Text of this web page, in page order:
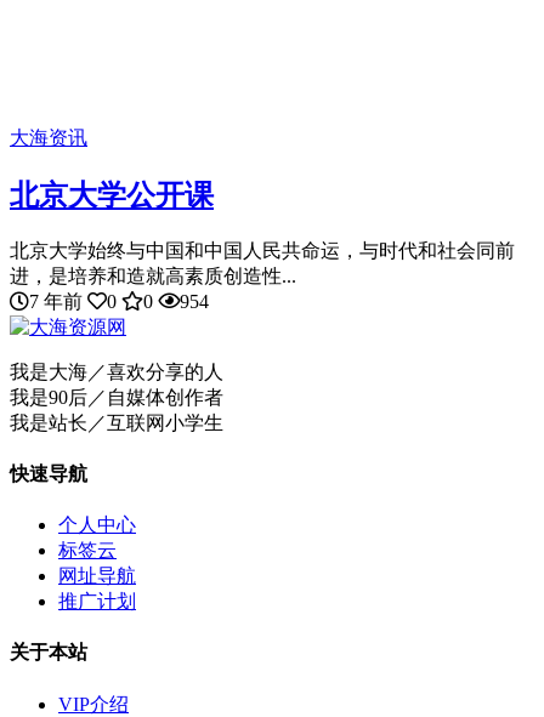
大海资讯
北京大学公开课
北京大学始终与中国和中国人民共命运，与时代和社会同前
进，是培养和造就高素质创造性...
7 年前
0 0 954
我是大海／喜欢分享的人
我是90后／自媒体创作者
我是站长／互联网小学生
快速导航
个人中心
标签云
网址导航
推广计划
关于本站
VIP介绍